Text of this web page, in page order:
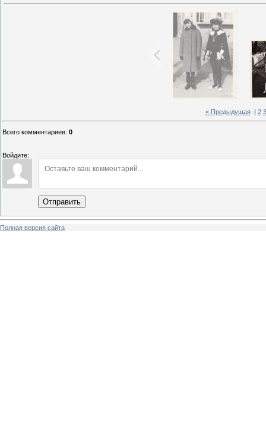
« Предыдущая| 2 3
Всего комментариев: 0
Войдите:
Отправить
Полная версия сайта